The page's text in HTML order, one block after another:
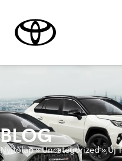
BLOG
Nyitólap»Uncategorized»Új